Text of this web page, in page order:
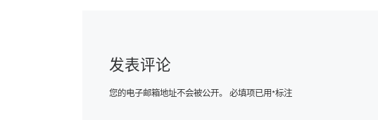
发表评论
您的电子邮箱地址不会被公开。 必填项已用*标注